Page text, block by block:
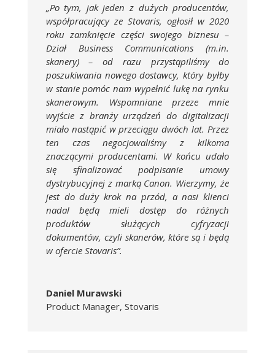
„Po tym, jak jeden z dużych producentów,
współpracujący ze Stovaris, ogłosił w 2020
roku zamknięcie części swojego biznesu –
Dział Business Communications (m.in.
skanery) – od razu przystąpiliśmy do
poszukiwania nowego dostawcy, który byłby
w stanie pomóc nam wypełnić lukę na rynku
skanerowym. Wspomniane przeze mnie
wyjście z branży urządzeń do digitalizacji
miało nastąpić w przeciągu dwóch lat. Przez
ten czas negocjowaliśmy z kilkoma
znaczącymi producentami. W końcu udało
się sfinalizować podpisanie umowy
dystrybucyjnej z marką Canon. Wierzymy, że
jest do duży krok na przód, a nasi klienci
nadal będą mieli dostęp do różnych
produktów służących cyfryzacji
dokumentów, czyli skanerów, które są i będą
w ofercie Stovaris”.
Daniel Murawski
Product Manager, Stovaris